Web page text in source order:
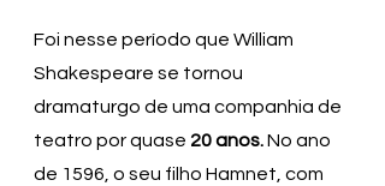
Foi nesse período que William
Shakespeare se tornou
dramaturgo de uma companhia de
teatro por quase 20 anos. No ano
de 1596, o seu filho Hamnet, com